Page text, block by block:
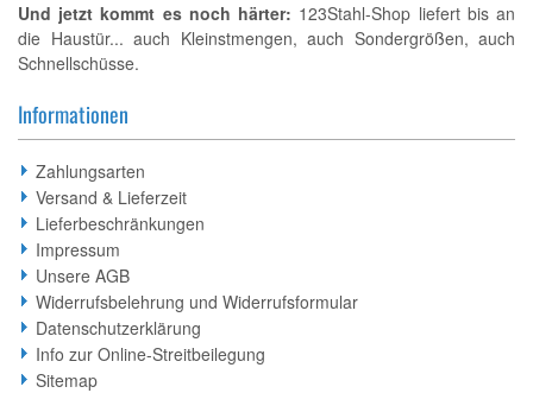
Und jetzt kommt es noch härter: 123Stahl-Shop liefert bis an
die Haustür... auch Kleinstmengen, auch Sondergrößen, auch
Schnellschüsse.
Informationen
Zahlungsarten
Versand & Lieferzeit
Lieferbeschränkungen
Impressum
Unsere AGB
Widerrufsbelehrung und Widerrufsformular
Datenschutzerklärung
Info zur Online-Streitbeilegung
Sitemap